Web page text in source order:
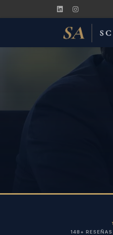
148+ RESEÑAS